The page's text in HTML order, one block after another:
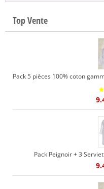
Top Vente
Pack Peignoir + 3